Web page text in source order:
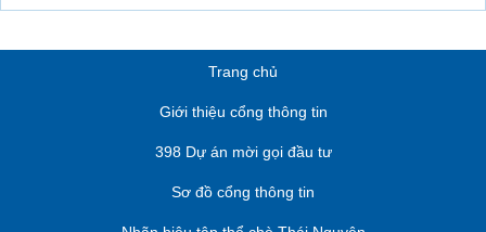
Trang chủ
Giới thiệu cổng thông tin
398 Dự án mời gọi đầu tư
Sơ đồ cổng thông tin